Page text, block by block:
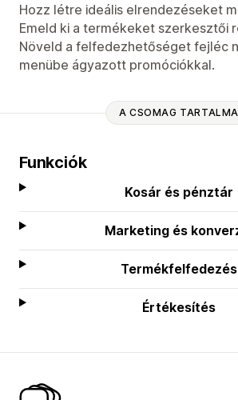
Hozz létre ideális elrendezéseket
Emeld ki a termékeket szerkesztői
Növeld a felfedezhetőséget fejléc
menübe ágyazott promóciókkal.
A CSOMAG TARTALMA
Funkciók
Kosár és pénztár
Marketing és
Termékfelfedezés
Értékesítés